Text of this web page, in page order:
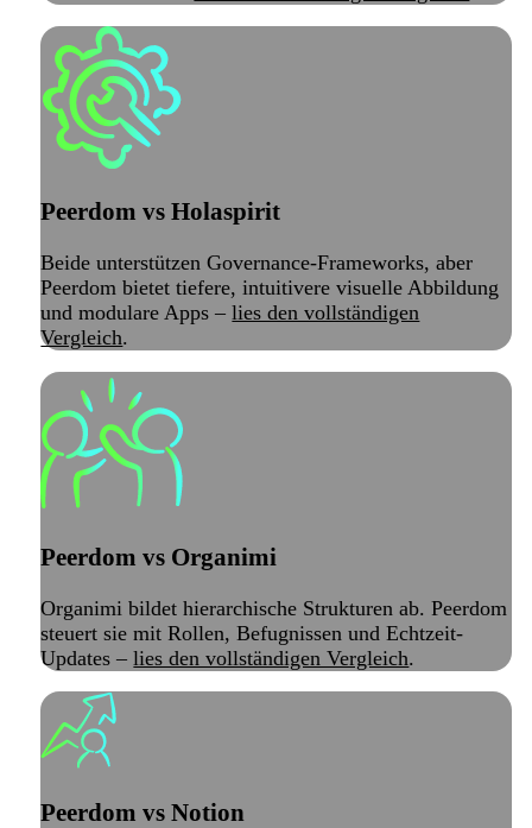
Peerdom vs Holaspirit
Beide unterstützen Governance-Frameworks, aber
Peerdom bietet tiefere, intuitivere visuelle Abbildung
und modulare Apps –lies den vollständigen
Vergleich.
Peerdom vs Organimi
Organimi bildet hierarchische Strukturen ab. Peerdom
steuert sie mit Rollen, Befugnissen und Echtzeit-
Updates –lies den vollständigen Vergleich.
Peerdom vs Notion